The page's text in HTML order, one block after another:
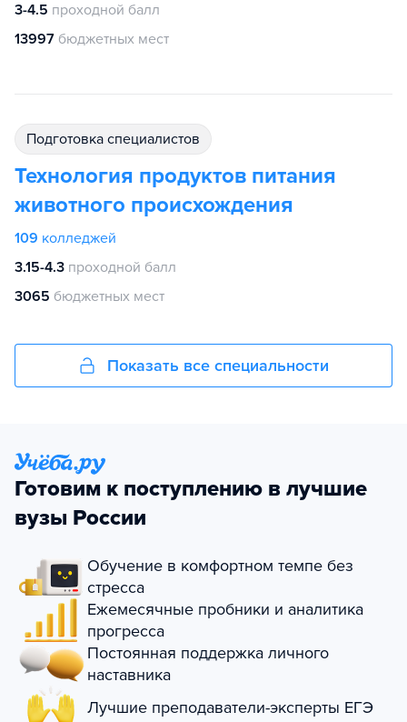
3-4.5 проходной балл
13997 бюджетных мест
подготовка специалистов
Технология продуктов питания
животного происхождения
109 колледжей
3.15-4.3 проходной балл
3065 бюджетных мест
Показать все специальности
Готовим к поступлению в лучшие
вузы России
Обучение в комфортном темпе без
стресса
Ежемесячные пробники и аналитика
прогресса
Постоянная поддержка личного
наставника
Лучшие преподаватели-эксперты ЕГЭ